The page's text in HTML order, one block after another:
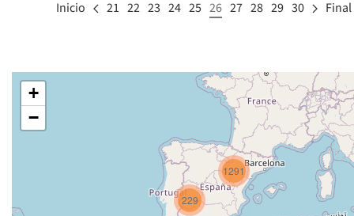
Inicio
21 22 23 24 25 26 27 28 29 30 Final
229
1291
+
−